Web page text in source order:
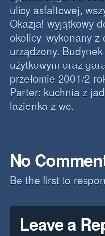
ulicy asfaltowej,
Okazja! wyjątkowy
okolicy, wykonany z
urządzony.
użytkowym oraz
przełomie 2001/2
Parter: kuchnia z
lazienka z wc.
No
Be the first to
Leave a